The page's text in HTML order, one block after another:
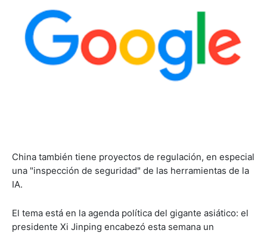
China también tiene proyectos de regulación, en especial
una "inspección de seguridad" de las herramientas de la
IA.
El tema está en la agenda política del gigante asiático: el
presidente Xi Jinping encabezó esta semana un